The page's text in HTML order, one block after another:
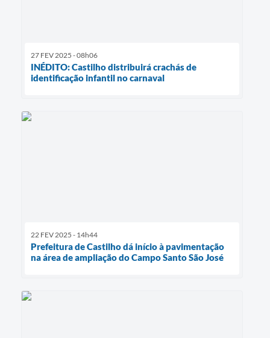
27 FEV 2025 - 08h06
INÉDITO: Castilho distribuirá crachás de
identificação infantil no carnaval
22 FEV 2025 - 14h44
Prefeitura de Castilho dá início à pavimentação
na área de ampliação do Campo Santo São José